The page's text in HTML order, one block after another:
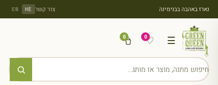
נארז באהבה בבנימינה צור קשר HE
EN
☰
♡
0
0